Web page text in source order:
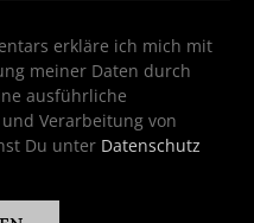
erkläre ich mich mit
meiner Daten durch
ausführliche
Verarbeitung von
Du unter Datenschutz